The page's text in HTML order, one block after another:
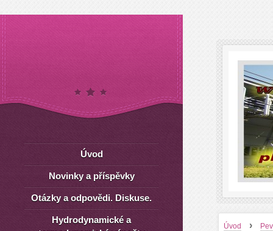
Úvod ›
Úvod
Novinky a příspěvky
Otázky a odpovědi. Diskuse.
Hydrodynamické a